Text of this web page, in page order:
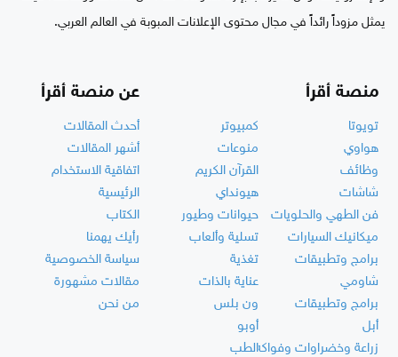
يمثل مزوداً رائداً في مجال محتوى الإعلانات المبوبة في العالم العربي.
منصة أقرأ
تويوتا
كمبيوتر
هواوي
منوعات
وظائف
القرآن الكريم
شاشات
هيونداي
فن الطهي والحلويات
حيوانات وطيور
ميكانيك السيارات
تسلية وألعاب
برامج وتطبيقات
تغذية
شاومي
عناية بالذات
برامج وتطبيقات
ون بلس
أبل
أوبو
زراعة وخضراوات وفواكهالطب
عن منصة أقرأ
أحدث المقالات
أشهر المقالات
اتفاقية الاستخدام
الرئيسية
الكتاب
رأيك يهمنا
سياسة الخصوصية
مقالات مشهورة
من نحن